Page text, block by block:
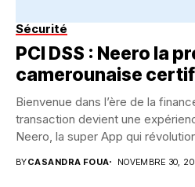
Sécurité
PCI DSS : Neero la
camerounaise
Bienvenue dans l’ère de la
transaction devient une
Neero, la super App qui
BYCASANDRA FOUA NOVEMBRE 30,